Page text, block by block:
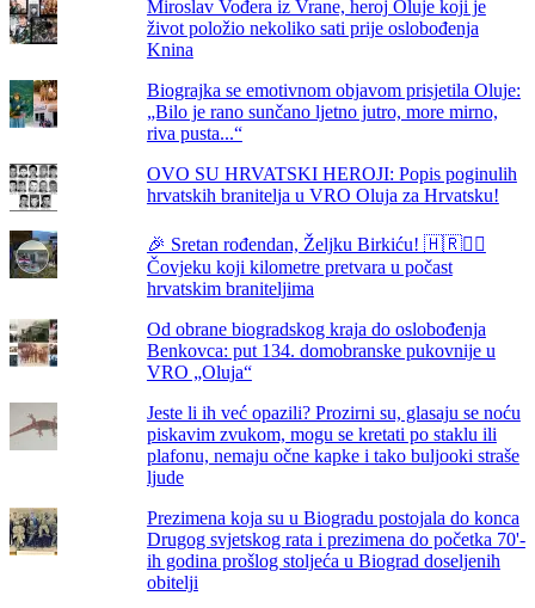
Miroslav Vođera iz Vrane, heroj Oluje koji je
život položio nekoliko sati prije oslobođenja
Knina
Biograjka se emotivnom objavom prisjetila Oluje:
„Bilo je rano sunčano ljetno jutro, more mirno,
riva pusta...“
OVO SU HRVATSKI HEROJI: Popis poginulih
hrvatskih branitelja u VRO Oluja za Hrvatsku!
🎉 Sretan rođendan, Željku Birkiću! 🇭🇷🏃‍♂️
Čovjeku koji kilometre pretvara u počast
hrvatskim braniteljima
Od obrane biogradskog kraja do oslobođenja
Benkovca: put 134. domobranske pukovnije u
VRO „Oluja“
Jeste li ih već opazili? Prozirni su, glasaju se noću
piskavim zvukom, mogu se kretati po staklu ili
plafonu, nemaju očne kapke i tako buljooki straše
ljude
Prezimena koja su u Biogradu postojala do konca
Drugog svjetskog rata i prezimena do početka 70'-
ih godina prošlog stoljeća u Biograd doseljenih
obitelji